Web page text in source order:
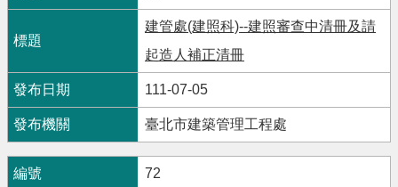
建管處(建照科)--建照審查中清冊及請
起造人補正清冊
111-07-05
臺北市建築管理工程處
72